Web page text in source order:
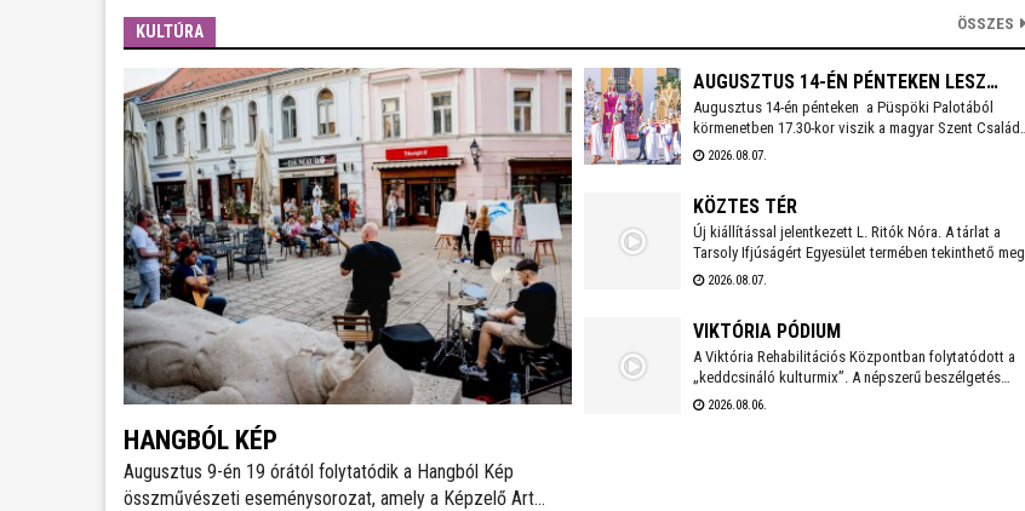
KULTÚRA ÖSSZES
HANGBÓL KÉP
Augusztus 9-én 19 órától folytatódik a Hangból Kép
összművészeti eseménysorozat, amely a Képzelő Art
AUGUSZTUS 14-ÉN PÉNTEKEN LESZ
SZÉKESFEHÉRVÁR FOGADALMI
SZENTMISÉJE
Augusztus 14-én pénteken a Püspöki Palotából
körmenetben 17.30-kor viszik a magyar Szent Család
(Szent István, Boldog Gizella, Szent Imre) ereklyéit a
Spányi Antal vezetésével.
2026.08.07.
KÖZTES TÉR
Új kiállítással jelentkezett L. Ritók Nóra. A tárlat a
Tarsoly Ifjúságért Egyesület termében tekinthető meg.
2026.08.07.
VIKTÓRIA PÓDIUM
A Viktória Rehabilitációs Központban folytatódott a
„keddcsináló kulturmix”. A népszerű beszélgetés
sorozaton ezúttal is kivételes vendégek tisztelték
2026.08.06.